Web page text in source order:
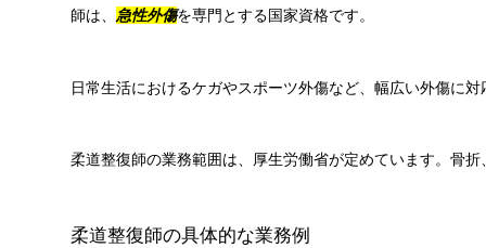
師は、 急性外傷を専門とする国家資格です。
日常生活におけるケガやスポーツ外傷など、幅広い外傷に対
柔道整復師の業務範囲は、厚生労働省が定めています。骨
柔道整復師の具体的な業務例